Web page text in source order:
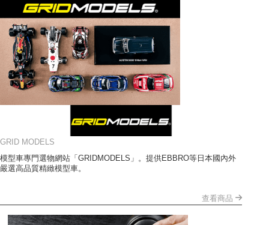
GRID MODELS
模型車專門選物網站「GRIDMODELS」。提供EBBRO等日本國內外
嚴選高品質精緻模型車。
查看商品